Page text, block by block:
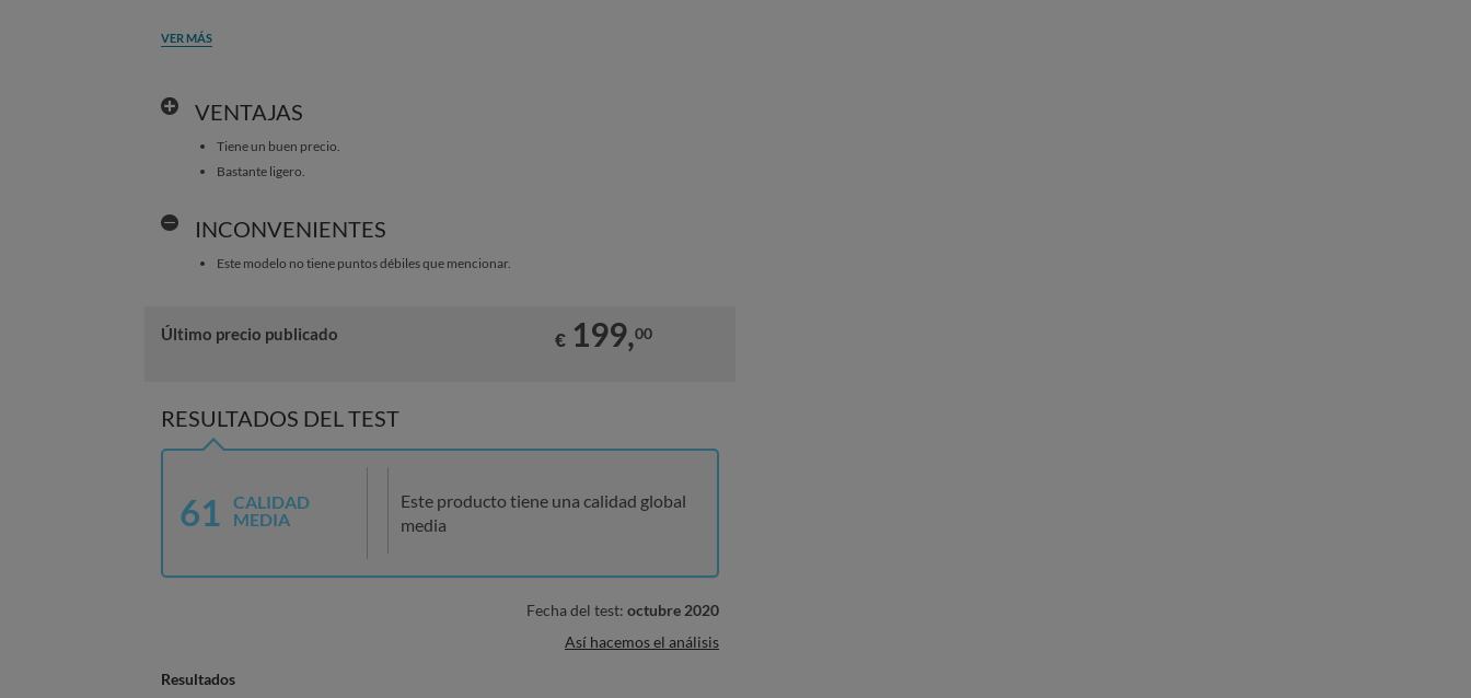
VER MÁS
VENTAJAS
Tiene un buen precio.
Bastante ligero.
INCONVENIENTES
Este modelo no tiene puntos débiles que mencionar.
Último precio publicado € 199,00
RESULTADOS DEL TEST
61
CALIDAD
MEDIA
Este producto tiene una calidad global
media
Fecha del test: octubre 2020
Así hacemos el análisis
Resultados